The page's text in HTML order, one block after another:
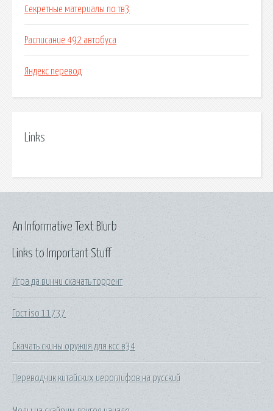
Секретные материалы по тв3
Расписание 492 автобуса
Яндекс перевод
Links
Links to Important Stuff
Игра да винчи скачать торрент
Гост iso 11737
Скачать скины оружия для ксс в34
Переводчик китайских иероглифов на русский
An Informative Text Blurb